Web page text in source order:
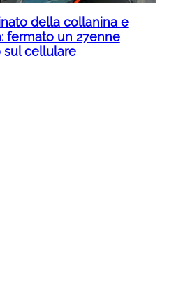
della collanina e
fermato un 27enne
sul cellulare